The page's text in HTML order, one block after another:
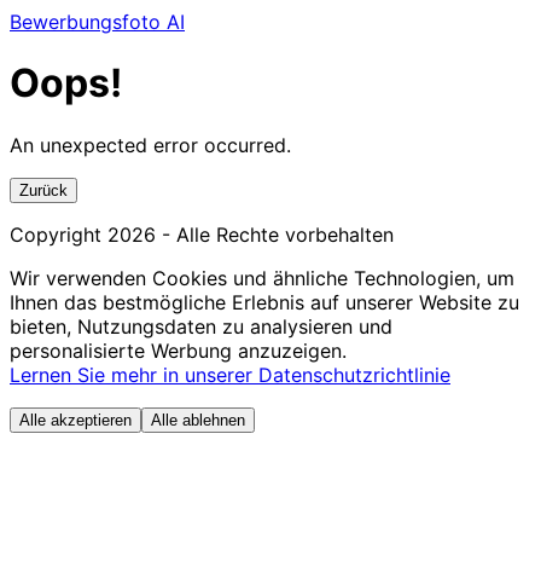
Bewerbungsfoto AI
Oops!
An unexpected error occurred.
Zurück
Copyright 2026 - Alle Rechte vorbehalten
Wir verwenden Cookies und ähnliche Technologien, um
Ihnen das bestmögliche Erlebnis auf unserer Website zu
bieten, Nutzungsdaten zu analysieren und
personalisierte Werbung anzuzeigen.
Lernen Sie mehr in unserer Datenschutzrichtlinie
Alle akzeptieren Alle ablehnen